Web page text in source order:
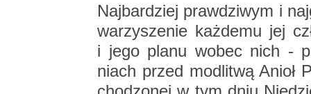
Naj­bar­dziej praw­dzi­wym i
wa­rzy­sze­nie każ­de­mu jej
i jego planu wobec nich -
niach przed mo­dli­twą Anioł